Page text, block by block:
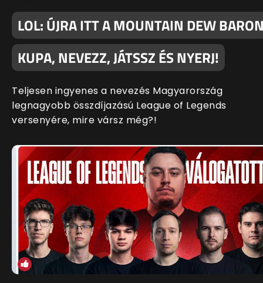
LOL: ÚJRA ITT A MOUNTAIN DEW
KUPA, NEVEZZ, JÁTSSZ ÉS NYERJ!
Teljesen ingyenes a nevezés Magyarország
legnagyobb összdíjazású League of Legends
versenyére, mire vársz még?!